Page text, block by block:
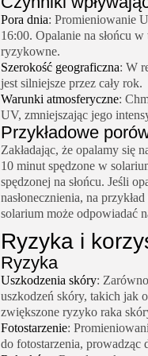
Pora dnia: Promieniowanie
16:00. Opalanie na słońcu
ryzykowne.
Szerokość geograficzna: W
jest silniejsze przez cały rok.
Warunki atmosferyczne:
UV, zmniejszając jego
Przykładowe
Zakładając, że opalamy się
10 minut spędzone w
spędzonej na słońcu. Jeśli
nasłonecznienia, na
solarium może odpowiadać
Ryzyka i
Ryzyka
Uszkodzenia skóry:
uszkodzeń skóry, takich jak
zwiększone ryzyko raka
Fotostarzenie:
do fotostarzenia, prowadząc